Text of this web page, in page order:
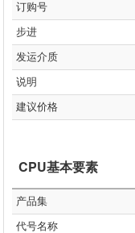
订购号
步进
发运介质
说明
建议价格
CPU基本要素
产品集
代号名称